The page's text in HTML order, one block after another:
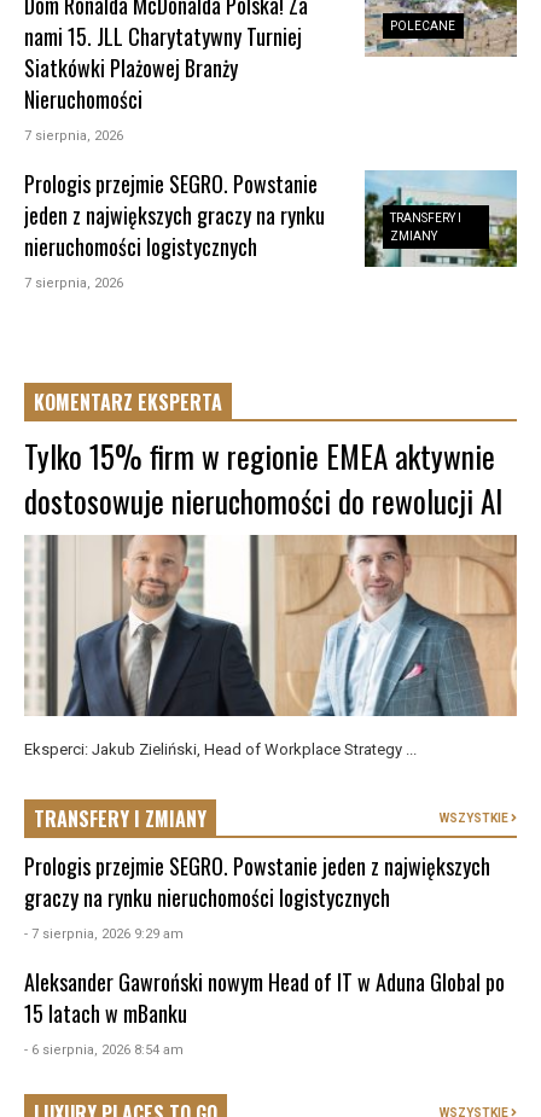
POLECANE
nami 15. JLL Charytatywny Turniej
Siatkówki Plażowej Branży
Nieruchomości
7 sierpnia, 2026
TRANSFERY I
ZMIANY
Prologis przejmie SEGRO. Powstanie
jeden z największych graczy na rynku
nieruchomości logistycznych
7 sierpnia, 2026
KOMENTARZ EKSPERTA
Tylko 15% firm w regionie EMEA aktywnie
dostosowuje nieruchomości do rewolucji AI
Eksperci: Jakub Zieliński, Head of Workplace Strategy ...
TRANSFERY I ZMIANY WSZYSTKIE
Prologis przejmie SEGRO. Powstanie jeden z największych
graczy na rynku nieruchomości logistycznych
- 7 sierpnia, 2026 9:29 am
Aleksander Gawroński nowym Head of IT w Aduna Global po
15 latach w mBanku
- 6 sierpnia, 2026 8:54 am
WSZYSTKIE